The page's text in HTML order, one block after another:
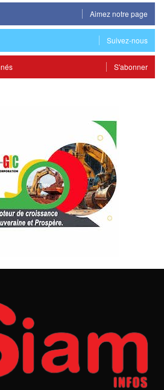
Aimez notre page
Suivez-nous
S'abonner